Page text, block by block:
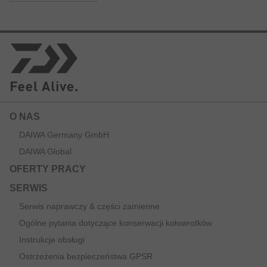
kontrolę i precycję użytkowania.
O NAS
DAIWA Germany GmbH
DAIWA Global
OFERTY PRACY
SERWIS
Serwis naprawczy & części zamienne
Ogólne pytania dotyczące konserwacji kołowrotków
Instrukcje obsługi
Ostrzeżenia bezpieczeństwa GPSR